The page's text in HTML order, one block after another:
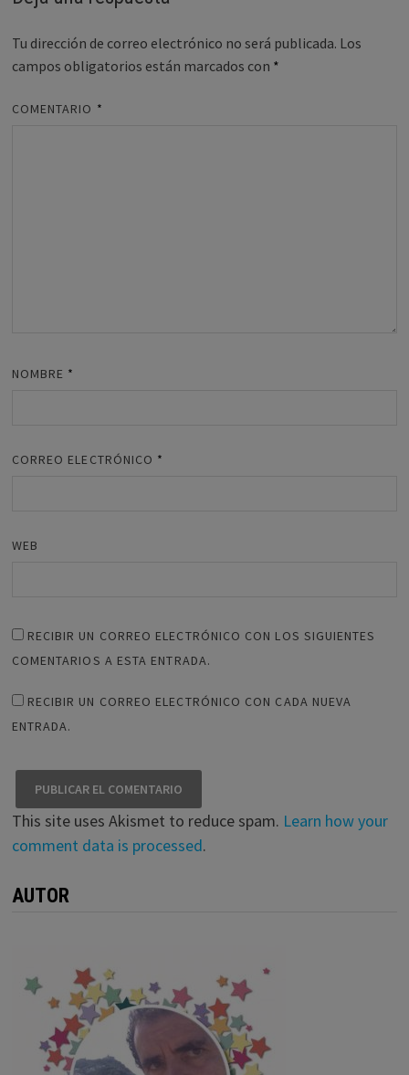
Tu dirección de correo electrónico no será publicada. Los
campos obligatorios están marcados con *
COMENTARIO *
NOMBRE *
CORREO ELECTRÓNICO *
WEB
RECIBIR UN CORREO ELECTRÓNICO CON LOS SIGUIENTES
COMENTARIOS A ESTA ENTRADA.
RECIBIR UN CORREO ELECTRÓNICO CON CADA NUEVA
ENTRADA.
This site uses Akismet to reduce spam. Learn how your
comment data is processed.
AUTOR